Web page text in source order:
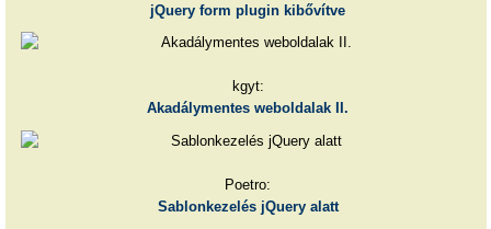
jQuery form plugin kibővítve
kgyt:
Akadálymentes weboldalak II.
Poetro:
Sablonkezelés jQuery alatt